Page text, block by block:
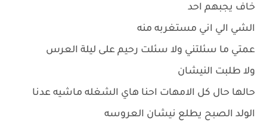
خاف يجبهم احد
الشي الي اني مستغربه منه
عمتي ما سئلتني ولا سئلت رحيم على ليلة العرس
ولا طلبت النيشان
حالها حال كل الامهات احنا هاي الشغله ماشيه عدنا
الولد الصبح يطلع نيشان العروسه